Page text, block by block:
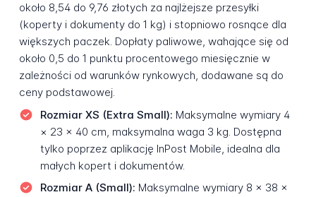
około 8,54 do 9,76 złotych za najlżejsze przesyłki
(koperty i dokumenty do 1 kg) i stopniowo rosnące dla
większych paczek. Dopłaty paliwowe, wahające się od
około 0,5 do 1 punktu procentowego miesięcznie w
zależności od warunków rynkowych, dodawane są do
ceny podstawowej.
Rozmiar XS (Extra Small): Maksymalne wymiary 4
× 23 × 40 cm, maksymalna waga 3 kg. Dostępna
tylko poprzez aplikację InPost Mobile, idealna dla
małych kopert i dokumentów.
Rozmiar A (Small): Maksymalne wymiary 8 × 38 ×